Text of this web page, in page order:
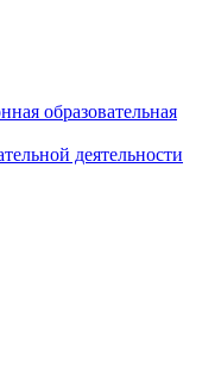
образовательная
деятельности